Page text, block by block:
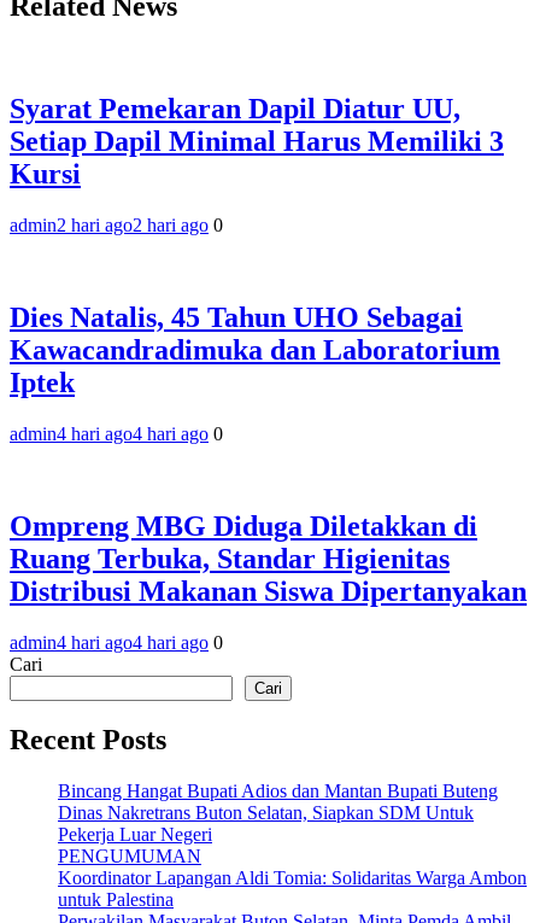
Syarat Pemekaran Dapil Diatur UU,
Setiap Dapil Minimal Harus Memiliki 3
Kursi
admin2 hari ago2 hari ago 0
‎Dies Natalis, 45 Tahun UHO Sebagai
Kawacandradimuka dan Laboratorium
Iptek‎
admin4 hari ago4 hari ago 0
Ompreng MBG Diduga Diletakkan di
Ruang Terbuka, Standar Higienitas
Distribusi Makanan Siswa Dipertanyakan
admin4 hari ago4 hari ago 0
Cari
Cari
Recent Posts
Bincang Hangat Bupati Adios dan Mantan Bupati Buteng
Dinas Nakretrans Buton Selatan, Siapkan SDM Untuk
Pekerja Luar Negeri
PENGUMUMAN
Koordinator Lapangan Aldi Tomia: Solidaritas Warga Ambon
untuk Palestina